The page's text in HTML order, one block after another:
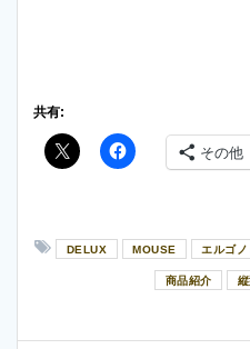
共有:
その他
DELUX MOUSE エルゴノ
商品紹介